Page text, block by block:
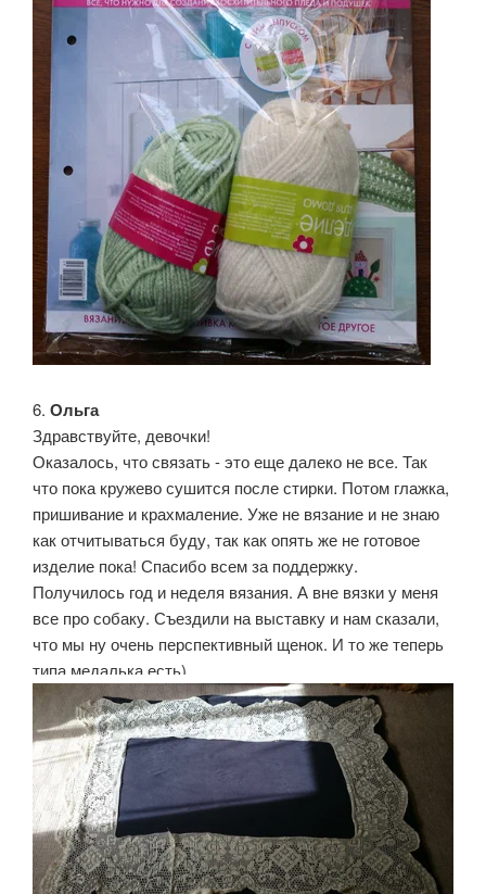
6. Ольга
Здравствуйте, девочки!
Оказалось, что связать - это еще далеко не все. Так
что пока кружево сушится после стирки. Потом глажка,
пришивание и крахмаление. Уже не вязание и не знаю
как отчитываться буду, так как опять же не готовое
изделие пока! Спасибо всем за поддержку.
Получилось год и неделя вязания. А вне вязки у меня
все про собаку. Съездили на выставку и нам сказали,
что мы ну очень перспективный щенок. И то же теперь
типа медалька есть)